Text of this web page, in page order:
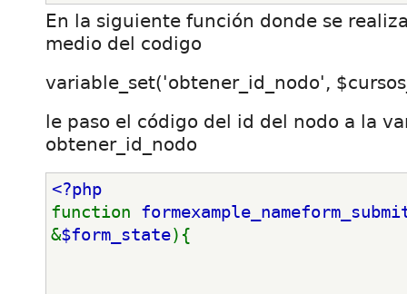
En la siguiente función donde se
medio del codigo
variable_set('obtener_id_nodo',
le paso el código del id del nodo a la
obtener_id_nodo
<?php
function
&$form_state){